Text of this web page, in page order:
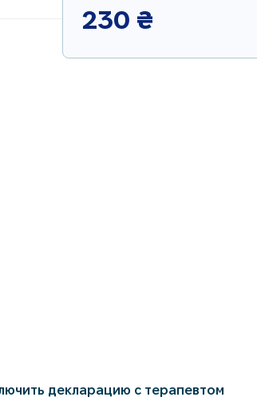
230 ₴
декларацию с терапевтом